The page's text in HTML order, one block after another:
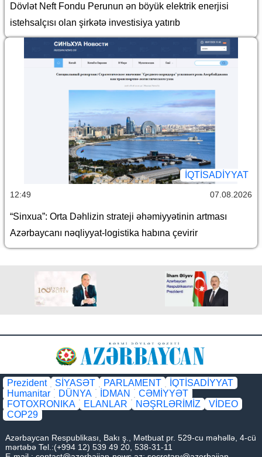
Dövlət Neft Fondu Perunun ən böyük elektrik enerjisi
istehsalçısı olan şirkətə investisiya yatırıb
İQTİSADİYYAT
12:49 07.08.2026
“Sinxua”: Orta Dəhlizin strateji əhəmiyyətinin artması
Azərbaycanı nəqliyyat-logistika habına çevirir
Prezident SİYASƏT PARLAMENT
İQTİSADİYYAT
Humanitar
DÜNYA İDMAN
CƏMİYYƏT
FOTOXRONIKA
ELANLAR NƏŞRLƏRİMİZ
VİDEO
COP29
Azərbaycan Respublikası, Bakı ş., Mətbuat pr. 529-cu məhəllə, 4-cü
mərtəbə Tel.:(+994 12) 539 49 20, 538-31-11